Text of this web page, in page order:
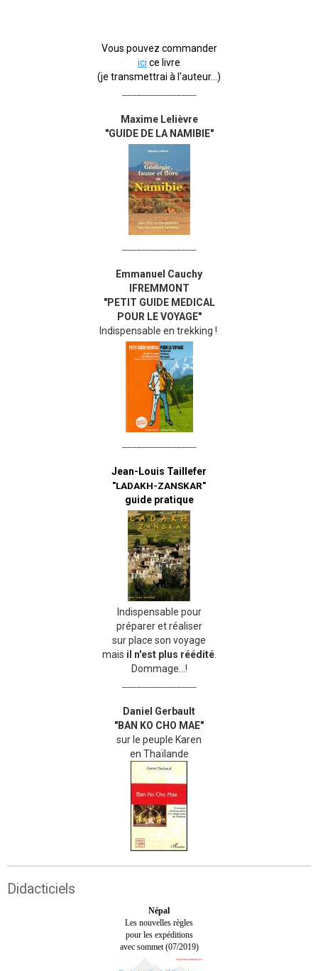
Vous pouvez commander
ici ce livre
(je transmettrai à l'auteur...)
Maxime Lelièvre
"GUIDE DE LA NAMIBIE"
Emmanuel Cauchy
IFREMMONT
"PETIT GUIDE MEDICAL
POUR LE VOYAGE"
Indispensable en trekking !
Jean-Louis Taillefer
"LADAKH-ZANSKAR"
guide pratique
Indispensable pour
préparer et réaliser
sur place son voyage
mais il n'est plus réédité.
Dommage...!
Daniel Gerbault
"BAN KO CHO MAE"
sur le peuple Karen
en Thaïlande
Didacticiels
Népal
Les nouvelles règles
pour les expéditions
avec sommet (07/2019)